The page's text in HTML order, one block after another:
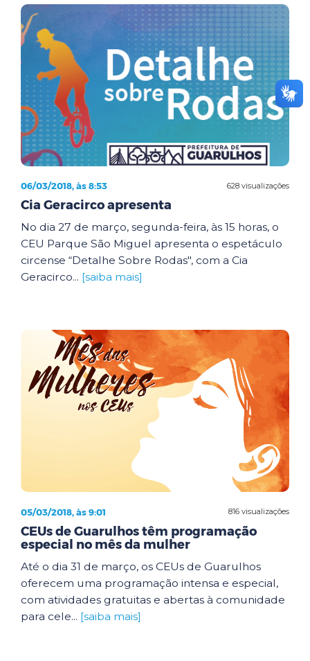
628 visualizações
06/03/2018, às 8:53
Cia Geracirco apresenta
No dia 27 de março, segunda-feira, às 15 horas, o
CEU Parque São Miguel apresenta o espetáculo
circense “Detalhe Sobre Rodas", com a Cia
Geracirco... [saiba mais]
816 visualizações
05/03/2018, às 9:01
CEUs de Guarulhos têm programação
especial no mês da mulher
Até o dia 31 de março, os CEUs de Guarulhos
oferecem uma programação intensa e especial,
com atividades gratuitas e abertas à comunidade
para cele... [saiba mais]